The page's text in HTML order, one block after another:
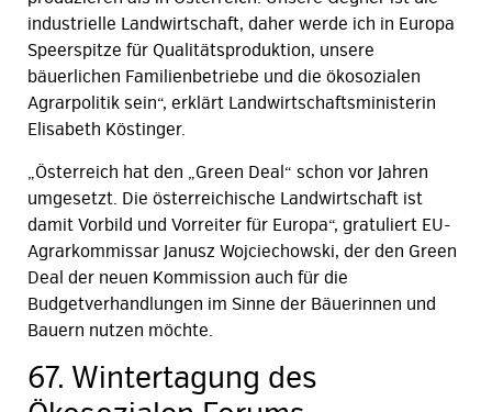
industrielle Landwirtschaft, daher werde ich in Europa
Speerspitze für Qualitätsproduktion, unsere
bäuerlichen Familienbetriebe und die ökosozialen
Agrarpolitik sein“, erklärt Landwirtschaftsministerin
Elisabeth Köstinger.
„Österreich hat den „Green Deal“ schon vor Jahren
umgesetzt. Die österreichische Landwirtschaft ist
damit Vorbild und Vorreiter für Europa“, gratuliert EU-
Agrarkommissar Janusz Wojciechowski, der den Green
Deal der neuen Kommission auch für die
Budgetverhandlungen im Sinne der Bäuerinnen und
Bauern nutzen möchte.
67. Wintertagung des